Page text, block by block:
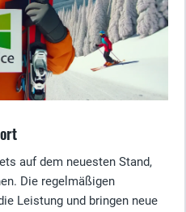
auf dem neuesten Stand,
Die regelmäßigen
Leistung und bringen neue